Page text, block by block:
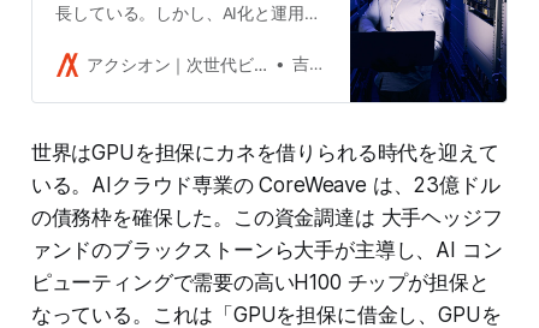
長している。しかし、AI化と運用に
の大規模言語モデル（LLM）は、膨
軍拡競争には限界があるのかもしれ
アクシオン｜次世代ビジネスメディア 吉田拓史
世界はGPUを担保にカネを借りられる時代を迎えて
いる。AIクラウド専業の CoreWeave は、23億ドル
の債務枠を確保した。この資金調達は 大手ヘッジフ
ァンドのブラックストーンら大手が主導し、AI コン
ピューティングで需要の高いH100 チップが担保と
なっている。これは「GPUを担保に借金し、GPUを